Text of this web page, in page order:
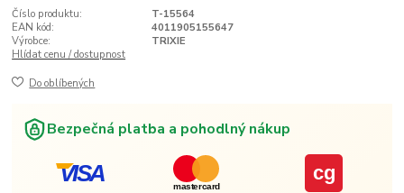
Číslo produktu:
T-15564
EAN kód:
4011905155647
Výrobce:
TRIXIE
Hlídat cenu / dostupnost
Do oblíbených
Bezpečná platba a pohodlný nákup
VISA mastercard
cg